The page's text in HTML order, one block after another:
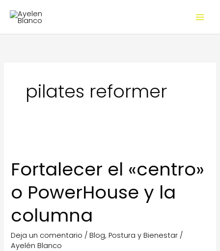
contenido
pilates reformer
Fortalecer el «centro»
o PowerHouse y la
columna
Deja un comentario /Blog,Postura y Bienestar /
Ayelén Blanco